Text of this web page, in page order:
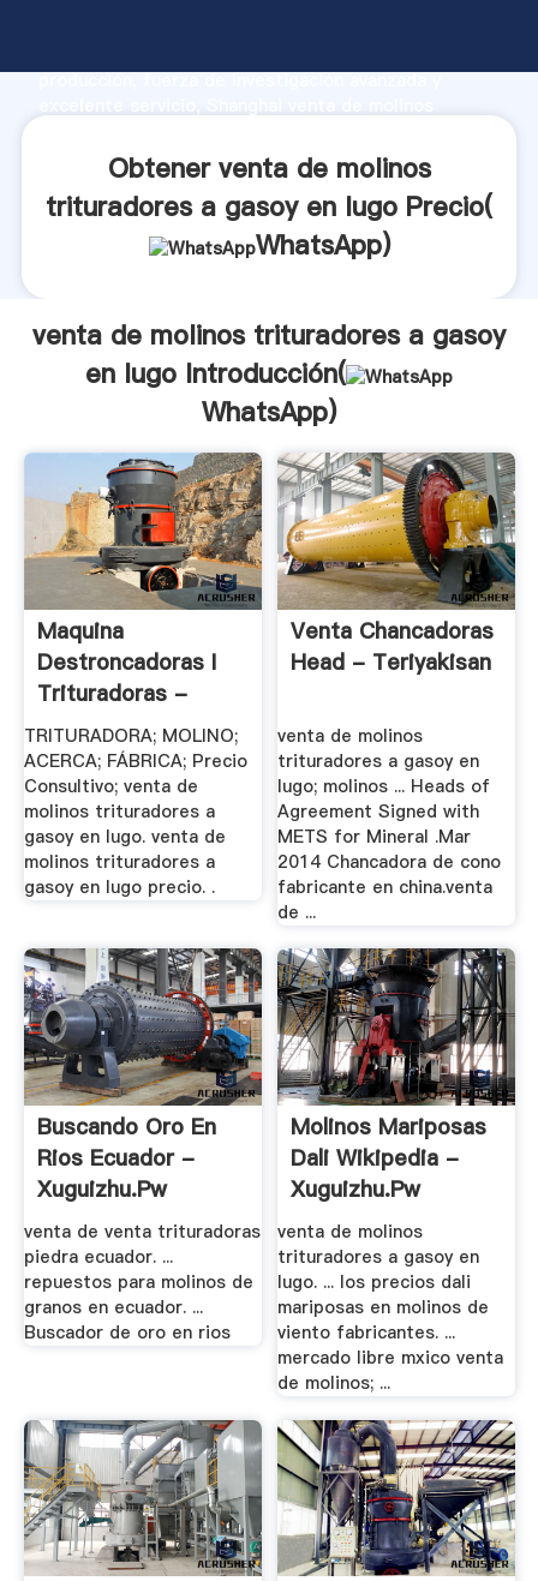
producción, fuerza de investigación avanzada y
y aporta valores a todos los clientes.
Obtener venta de molinos
trituradores a gasoy en lugo Precio(
WhatsApp)
venta de molinos trituradores a gasoy
en lugo Introducción(
WhatsApp)
Maquina
Destroncadoras I
Trituradoras -
Aceros .
TRITURADORA; MOLINO;
ACERCA; FÁBRICA; Precio
Consultivo; venta de
molinos trituradores a
gasoy en lugo. venta de
molinos trituradores a
gasoy en lugo precio. .
Venta Chancadoras
Head - Teriyakisan
venta de molinos
trituradores a gasoy en
lugo; molinos ... Heads of
Agreement Signed with
METS for Mineral .Mar
2014 Chancadora de cono
fabricante en china.venta
de ...
Buscando Oro En
Rios Ecuador -
Xuguizhu.pw
venta de venta trituradoras
piedra ecuador. ...
repuestos para molinos de
granos en ecuador. ...
Buscador de oro en rios
Molinos Mariposas
Dali Wikipedia -
Xuguizhu.pw
venta de molinos
trituradores a gasoy en
lugo. ... los precios dali
mariposas en molinos de
viento fabricantes. ...
mercado libre mxico venta
de molinos; ...